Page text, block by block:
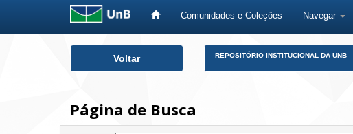
Comunidades e Coleções Navegar
Voltar REPOSITÓRIO INSTITUCIONAL DA UNB
Página de Busca